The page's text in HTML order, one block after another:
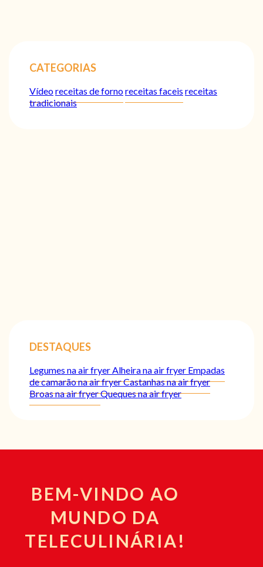
CATEGORIAS
Vídeoreceitas de fornoreceitas faceis receitas
tradicionais
DESTAQUES
Legumes na air fryerAlheira na air fryer Empadas
de camarão na air fryerCastanhas na air fryer
Broas na air fryerQueques na air fryer
BEM-VINDO AO
MUNDO DA
TELECULINÁRIA!